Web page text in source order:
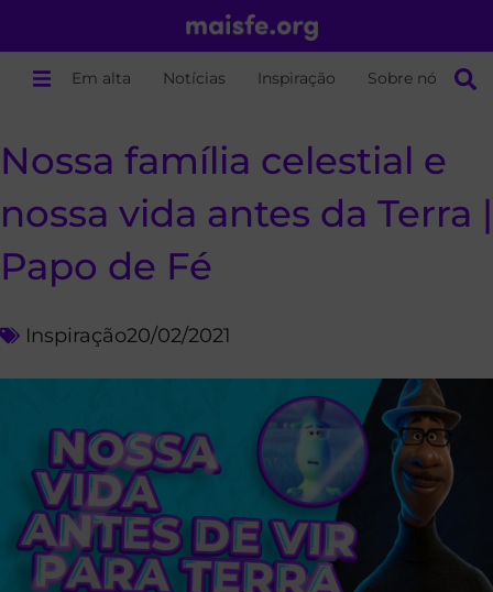
Em alta Notícias Inspiração Sobre nós
Nossa família celestial e
nossa vida antes da Terra |
Papo de Fé
Inspiração20/02/2021